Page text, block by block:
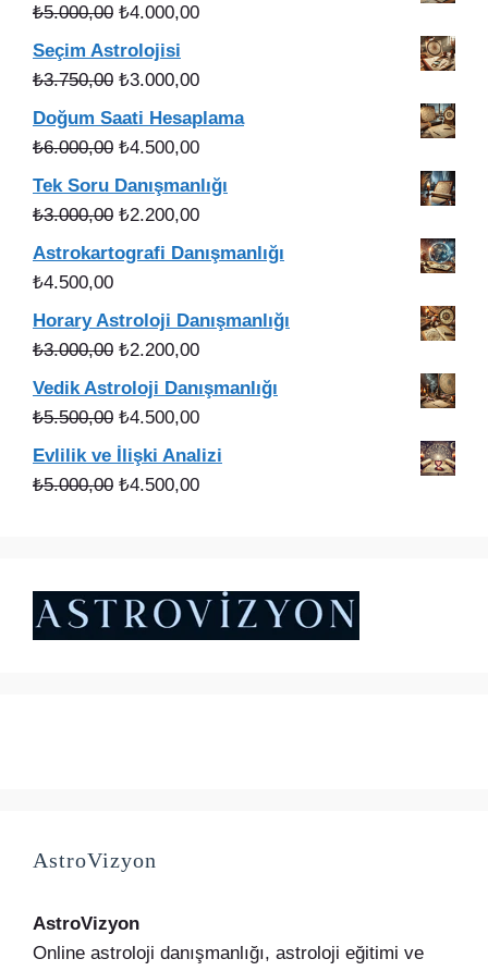
₺5.000,00 Orijinal
fiyat:
₺5.000,00.
₺4.000,00Şu
fiyat:
Seçim Astrolojisi
₺3.750,00 Orijinal
fiyat:
₺3.750,00.
₺3.000,00Şu
andaki
fiyat:
Doğum Saati Hesaplama
₺6.000,00 Orijinal
fiyat:
₺6.000,00.
₺4.500,00Şu
andaki
fiyat:
Tek Soru Danışmanlığı
₺3.000,00 Orijinal
fiyat:
₺2.200,00Şu
Astrokartografi Danışmanlığı
₺4.500,00
Horary Astroloji Danışmanlığı
₺3.000,00 Orijinal
fiyat:
₺3.000,00.
₺2.200,00Şu
fiyat:
Vedik Astroloji Danışmanlığı
₺5.500,00 Orijinal
fiyat:
₺5.500,00.
₺4.500,00Şu
andaki
fiyat:
Evlilik ve İlişki Analizi
₺5.000,00 Orijinal
₺4.500,00Şu
AstroVizyon
AstroVizyon
Online astroloji danışmanlığı, astroloji eğitimi ve